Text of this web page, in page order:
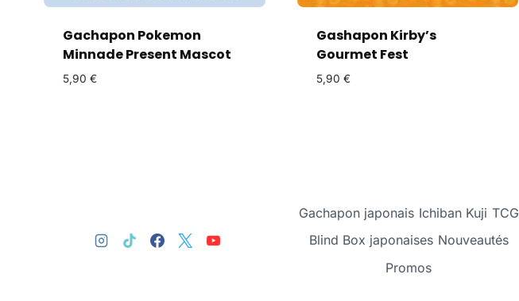
Gachapon Pokemon
Minnade Present Mascot
5,90 €
Gashapon Kirby’s
Gourmet Fest
5,90 €
Gachapon japonais Ichiban Kuji TCG
Blind Box japonaises Nouveautés
Promos